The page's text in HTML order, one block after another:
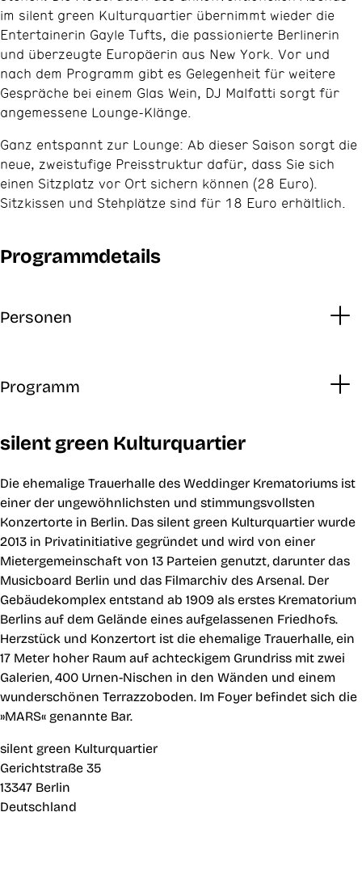
im silent green Kulturquartier übernimmt wieder die
Entertainerin Gayle Tufts, die passionierte Berlinerin
und überzeugte Europäerin aus New York. Vor und
nach dem Programm gibt es Gelegenheit für weitere
Gespräche bei einem Glas Wein, DJ Malfatti sorgt für
angemessene Lounge-Klänge.
Ganz entspannt zur Lounge: Ab dieser Saison sorgt die
neue, zweistufige Preisstruktur dafür, dass Sie sich
einen Sitzplatz vor Ort sichern können (28 Euro).
Sitzkissen und Stehplätze sind für 18 Euro erhältlich.
Programmdetails
Personen
Programm
silent green Kulturquartier
Die ehemalige Trauerhalle des Weddinger Krematoriums ist
einer der ungewöhnlichsten und stimmungsvollsten
Konzertorte in Berlin. Das silent green Kulturquartier wurde
2013 in Privatinitiative gegründet und wird von einer
Mietergemeinschaft von 13 Parteien genutzt, darunter das
Musicboard Berlin und das Filmarchiv des Arsenal. Der
Gebäudekomplex entstand ab 1909 als erstes Krematorium
Berlins auf dem Gelände eines aufgelassenen Friedhofs.
Herzstück und Konzertort ist die ehemalige Trauerhalle, ein
17 Meter hoher Raum auf achteckigem Grundriss mit zwei
Galerien, 400 Urnen-Nischen in den Wänden und einem
wunderschönen Terrazzoboden. Im Foyer befindet sich die
»MARS« genannte Bar.
silent green Kulturquartier
Gerichtstraße 35
13347 Berlin
Deutschland